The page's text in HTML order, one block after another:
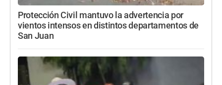
Protección Civil mantuvo la advertencia por
vientos intensos en distintos departamentos de
San Juan